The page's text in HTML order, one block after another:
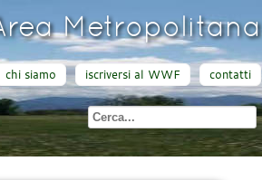
Metropolitana
chi siamo iscriversi al WWF contatti